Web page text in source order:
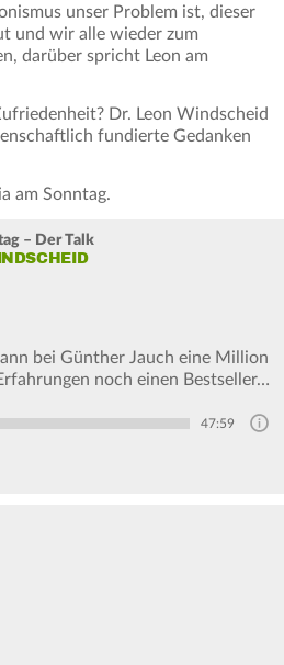
unser Problem ist, dieser
und wir alle wieder zum
darüber spricht Leon am
Dr. Leon Windscheid
fundierte Gedanken
am Sonntag.
– Der Talk
bei Günther Jauch eine Million
noch einen Bestseller…
47:59